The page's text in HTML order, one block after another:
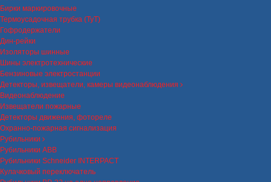
Бирки маркировочные
Термоусадочная трубка (ТуТ)
Гофродержатели
Дин-рейки
Изоляторы шинные
Шины электротехнические
Бензиновые электростанции
Детекторы, извещатели, камеры видеонаблюдения
Видеонаблюдение
Извещатели пожарные
Детекторы движения, фотореле
Охранно-пожарная сигнализация
Рубильники
Рубильники ABB
Рубильники Schneider INTERPACT
Кулачковый переключатель